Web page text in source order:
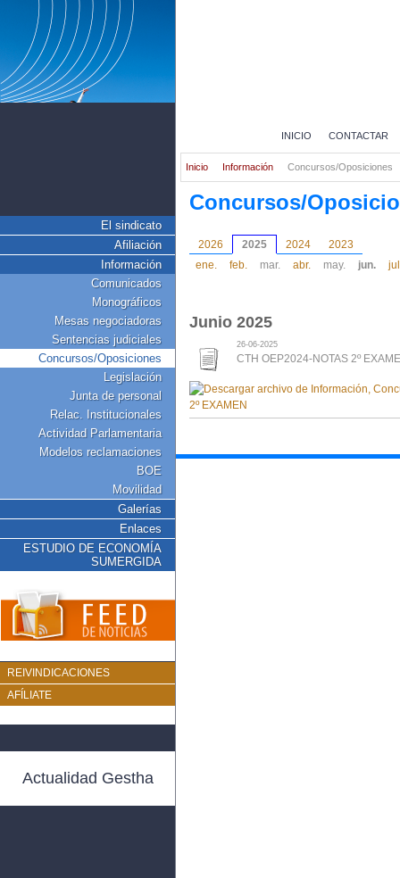
El sindicato
Afiliación
Información
Comunicados
Monográficos
Mesas negociadoras
Sentencias judiciales
Concursos/Oposiciones
Legislación
Junta de personal
Relac. Institucionales
Actividad Parlamentaria
Modelos reclamaciones
BOE
Movilidad
Galerías
Enlaces
ESTUDIO DE ECONOMÍA
SUMERGIDA
REIVINDICACIONES
AFÍLIATE
Actualidad Gestha
INICIO CONTACTAR
Inicio Información Concursos/Oposiciones
Concursos/
2026 2025 2024
2023
ene.
feb. mar. abr. may. jun.
Junio 2025
26-06-2025
CTH OEP2024-NOTAS 2º